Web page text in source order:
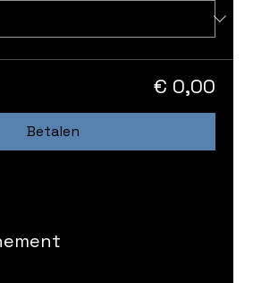
€ 0,00
Betalen